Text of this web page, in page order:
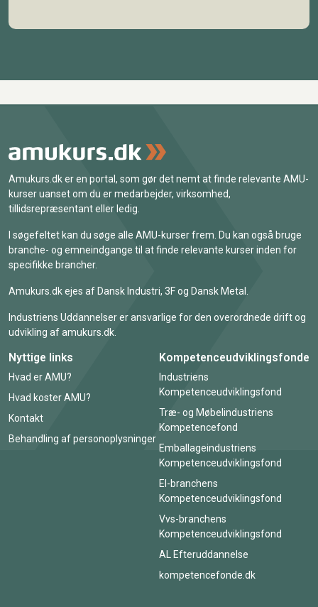
Amukurs.dk er en portal, som gør det nemt at finde relevante AMU-
kurser uanset om du er medarbejder, virksomhed,
tillidsrepræsentant eller ledig.
I søgefeltet kan du søge alle AMU-kurser frem. Du kan også bruge
branche- og emneindgange til at finde relevante kurser inden for
specifikke brancher.
Amukurs.dk ejes af Dansk Industri, 3F og Dansk Metal.
Industriens Uddannelser er ansvarlige for den overordnede drift og
udvikling af amukurs.dk.
Nyttige links
Hvad er AMU?
Hvad koster AMU?
Kontakt
Behandling af personoplysninger
Kompetenceudviklingsfonde
Industriens
Kompetenceudviklingsfond
Træ- og Møbelindustriens
Kompetencefond
Emballageindustriens
Kompetenceudviklingsfond
El-branchens
Kompetenceudviklingsfond
Vvs-branchens
Kompetenceudviklingsfond
AL Efteruddannelse
kompetencefonde.dk